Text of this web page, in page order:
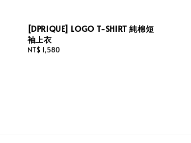
[DPRIQUE] LOGO T-SHIRT 純棉短
袖上衣
Regular
NT$ 1,580